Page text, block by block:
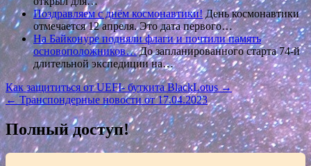
Поздравляем с днём космонавтики!День космонавтики
отмечается 12 апреля. Это дата первого…
На Байконуре подняли флаги и почтили память
основоположников…До запланированного старта 74-й
длительной экспедиции на…
Навигация
по
записям
Как защититься от UEFI- буткита BlackLotus →
← Транспондерные новости от 17.04.2023
Полный доступ!